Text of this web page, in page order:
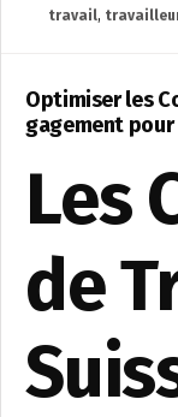
travail,
Optimiser les
gagement pour
Les
de